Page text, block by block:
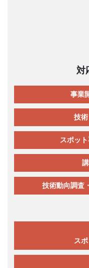
対
事業
技
スポッ
技術動向調査
ス